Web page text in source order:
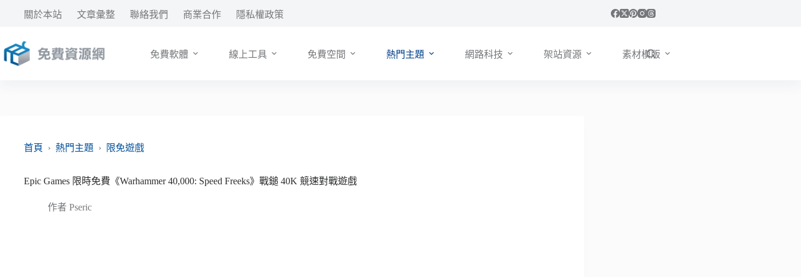
要
內
關於本站 文章彙整 聯絡我們 商業合作 隱私權政策
免費軟體 線上工具 免費空間 熱門主題 網路科技 架站資源 素材模版
首頁 › 熱門主題 › 限免遊戲
Epic Games 限時免費《Warhammer 40,000: Speed Freeks》戰鎚 40K 競速對戰遊戲
作者 Pseric